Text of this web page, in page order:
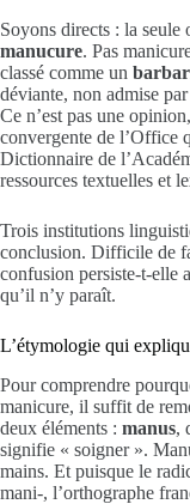
Soyons directs : la seule
manucure. Pas
classé comme un
déviante, non admise
Ce n’est pas une
convergente de l’Office
Dictionnaire de
ressources textuelles et
Trois institutions
conclusion. Difficile de
confusion persiste-t-elle
qu’il n’y paraît.
L’étymologie qui
Pour comprendre
manicure, il suffit de
deux éléments : manus,
signifie « soigner ».
mains. Et puisque le
mani-, l’orthographe